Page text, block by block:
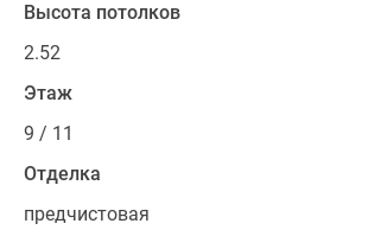
Высота потолков
2.52
Этаж
9 / 11
Отделка
предчистовая